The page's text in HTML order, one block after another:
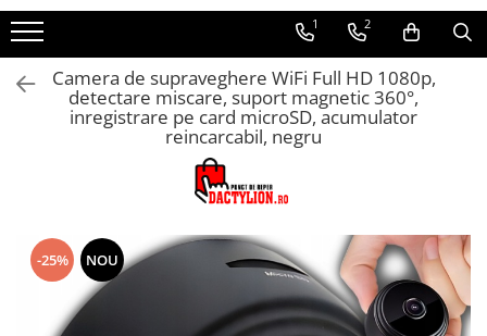
1 2
Camera de supraveghere WiFi Full HD 1080p,
detectare miscare, suport magnetic 360°,
inregistrare pe card microSD, acumulator
reincarcabil, negru
-25% NOU